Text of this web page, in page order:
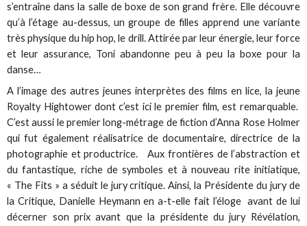
s’entraîne dans la salle de boxe de son grand frère. Elle découvre
qu’à l’étage au-dessus, un groupe de filles apprend une variante
très physique du hip hop, le drill. Attirée par leur énergie, leur force
et leur assurance, Toni abandonne peu à peu la boxe pour la
danse…
A l’image des autres jeunes interprètes des films en lice, la jeune
Royalty Hightower dont c’est ici le premier film, est remarquable.
C’est aussi le premier long-métrage de fiction d’Anna Rose Holmer
qui fut également réalisatrice de documentaire, directrice de la
photographie et productrice. Aux frontières de l’abstraction et
du fantastique, riche de symboles et à nouveau rite initiatique,
« The Fits » a séduit le jury critique. Ainsi, la Présidente du jury de
la Critique, Danielle Heymann en a-t-elle fait l’éloge avant de lui
décerner son prix avant que la présidente du jury Révélation,